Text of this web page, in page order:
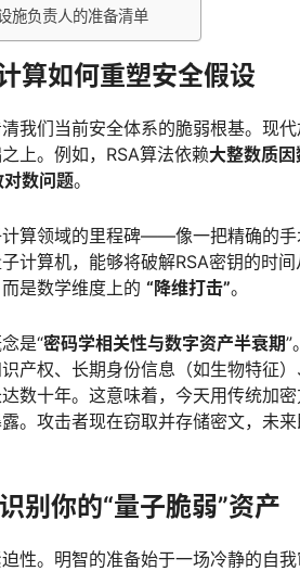
施负责人的准备清单
算如何重塑安全假设
我们当前安全体系的脆弱根基。现
上。例如，RSA算法依赖大整数质
数问题。
算领域的里程碑——像一把精确的手
计算机，能够将破解RSA密钥的时
是数学维度上的 “降维打击”。
是“密码学相关性与数字资产半衰期”
产权、长期身份信息（如生物特征
数十年。这意味着，今天用传统加
。攻击者现在窃取并存储密文，未
别你的“量子脆弱”资产
性。明智的准备始于一场冷静的自